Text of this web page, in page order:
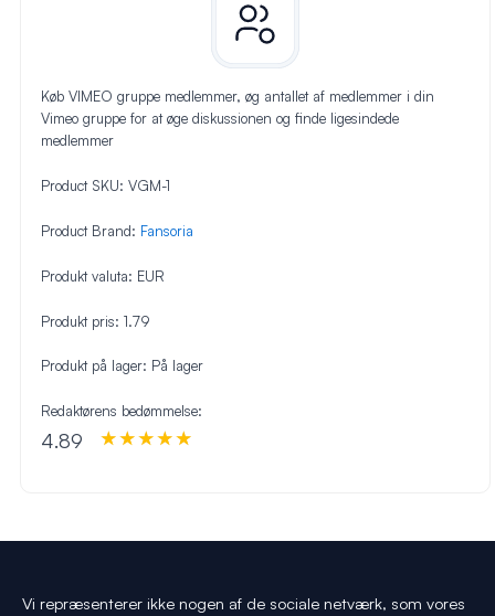
Køb VIMEO gruppe medlemmer, øg antallet af medlemmer i din
Vimeo gruppe for at øge diskussionen og finde ligesindede
medlemmer
Product SKU: VGM-1
Product Brand: Fansoria
Produkt valuta: EUR
Produkt pris: 1.79
Produkt på lager: På lager
Redaktørens bedømmelse:
4.89
Vi repræsenterer ikke nogen af de sociale netværk, som vores